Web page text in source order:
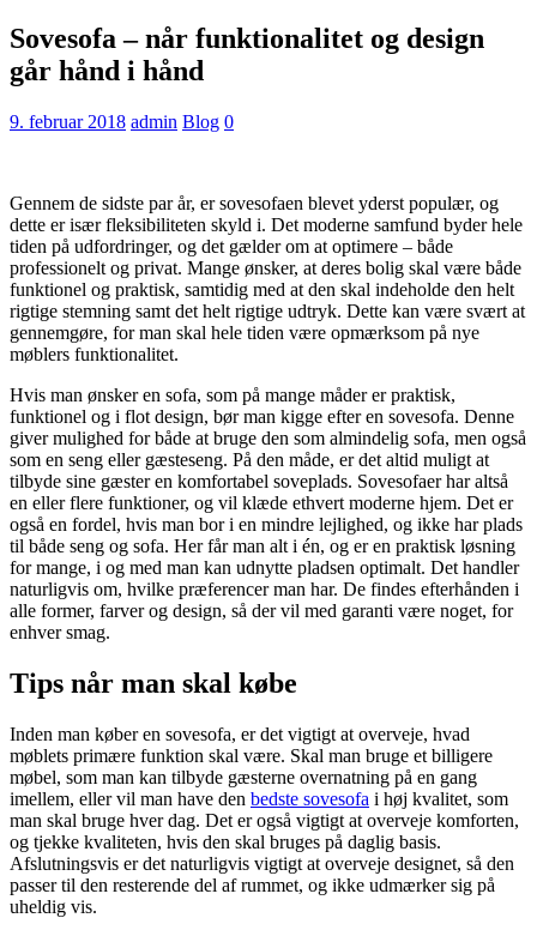
Sovesofa – når funktionalitet og design
går hånd i hånd
9. februar 2018 admin Blog 0
Gennem de sidste par år, er sovesofaen blevet yderst populær, og
dette er især fleksibiliteten skyld i. Det moderne samfund byder hele
tiden på udfordringer, og det gælder om at optimere – både
professionelt og privat. Mange ønsker, at deres bolig skal være både
funktionel og praktisk, samtidig med at den skal indeholde den helt
rigtige stemning samt det helt rigtige udtryk. Dette kan være svært at
gennemgøre, for man skal hele tiden være opmærksom på nye
møblers funktionalitet.
Hvis man ønsker en sofa, som på mange måder er praktisk,
funktionel og i flot design, bør man kigge efter en sovesofa. Denne
giver mulighed for både at bruge den som almindelig sofa, men også
som en seng eller gæsteseng. På den måde, er det altid muligt at
tilbyde sine gæster en komfortabel soveplads. Sovesofaer har altså
en eller flere funktioner, og vil klæde ethvert moderne hjem. Det er
også en fordel, hvis man bor i en mindre lejlighed, og ikke har plads
til både seng og sofa. Her får man alt i én, og er en praktisk løsning
for mange, i og med man kan udnytte pladsen optimalt. Det handler
naturligvis om, hvilke præferencer man har. De findes efterhånden i
alle former, farver og design, så der vil med garanti være noget, for
enhver smag.
Tips når man skal købe
Inden man køber en sovesofa, er det vigtigt at overveje, hvad
møblets primære funktion skal være. Skal man bruge et billigere
møbel, som man kan tilbyde gæsterne overnatning på en gang
imellem, eller vil man have den bedste sovesofa i høj kvalitet, som
man skal bruge hver dag. Det er også vigtigt at overveje komforten,
og tjekke kvaliteten, hvis den skal bruges på daglig basis.
Afslutningsvis er det naturligvis vigtigt at overveje designet, så den
passer til den resterende del af rummet, og ikke udmærker sig på
uheldig vis.